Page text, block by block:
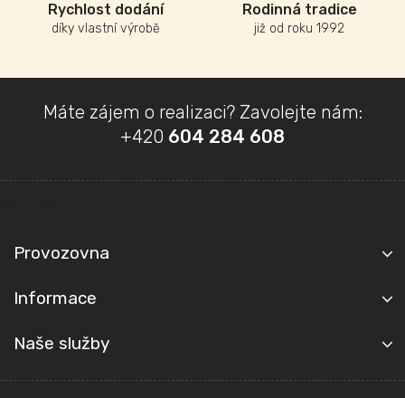
Rychlost dodání
díky vlastní výrobě
Rodinná tradice
již od roku 1992
a
Máte zájem o realizaci? Zavolejte nám:
+420 604 284 608
Provozovna
Informace
Naše služby